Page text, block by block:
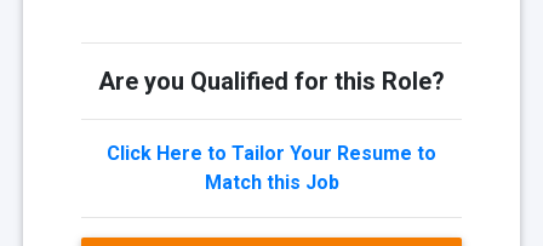
Are you Qualified for this Role?
Click Here to Tailor Your Resume to
Match this Job